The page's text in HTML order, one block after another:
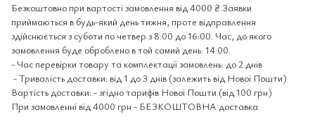
Безкоштовно при вартості замовлення від 4000 ₴.Заявки
приймаються в будь-який день тижня, проте відправлення
здійснюється з суботи по четвер з 8:00 до 16:00. Час, до якого
замовлення буде оброблено в той самий день: 14:00.
- Час перевірки товару та комплектації замовлень: до 2 днів
- Тривалість доставки: від 1 до 3 днів (залежить від Нової Пошти)
Вартість доставки: - згідно тарифів Нової Пошти (від 100 грн)
При замовленні від 4000 грн - БЕЗКОШТОВНА доставка